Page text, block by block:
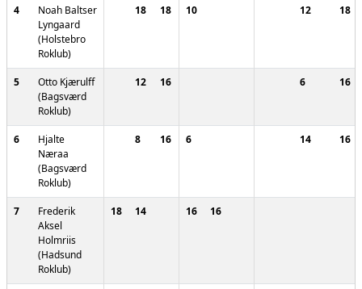
4
Noah Baltser
Lyngaard
(Holstebro
Roklub)
18 18 10 12 18
5
Otto Kjærulff
(Bagsværd
Roklub)
12 16 6 16
6
Hjalte
Næraa
(Bagsværd
Roklub)
8 16 6 14 16
7
Frederik
Aksel
Holmriis
(Hadsund
Roklub)
18 14 16 16